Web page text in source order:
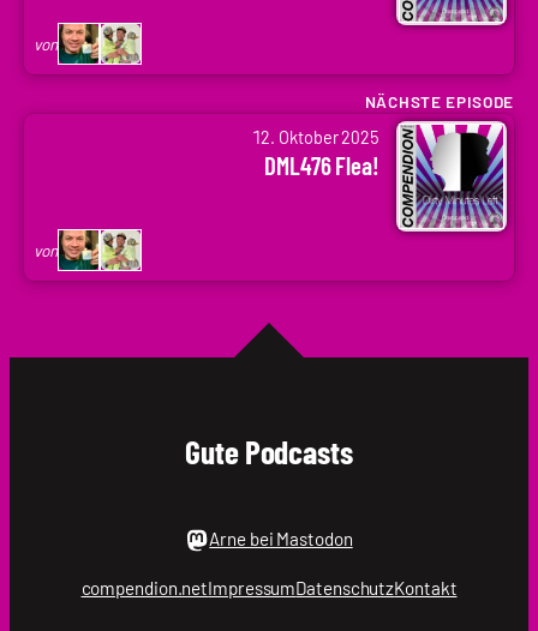
von
Codenaga,
Holger
NÄCHSTE EPISODE
12. Oktober 2025
DML476 Flea!
von
Codenaga,
Holger
Gute Podcasts
Arne bei Mastodon
compendion.netImpressumDatenschutzKontakt